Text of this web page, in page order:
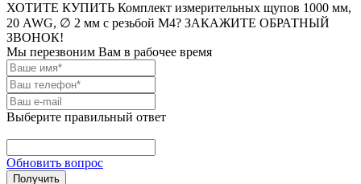
ХОТИТЕ КУПИТЬ Комплект измерительных щупов 1000 мм,
20 AWG, ∅ 2 мм с резьбой М4? ЗАКАЖИТЕ ОБРАТНЫЙ
ЗВОНОК!
Мы перезвоним Вам в рабочее время
Выберите правильный ответ
Обновить вопрос